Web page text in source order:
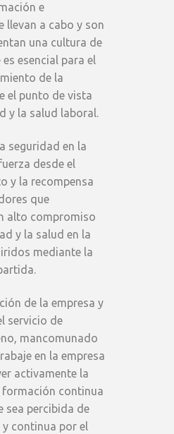
e
llevan a cabo y son
una cultura de
esencial para el
de la
el punto de vista
y la salud laboral.
seguridad en la
desde el
y la recompensa
que
alto compromiso
y la salud en la
mediante la
de la empresa y
servicio de
mancomunado
en la empresa
activamente la
formación continua
sea percibida de
continua por el